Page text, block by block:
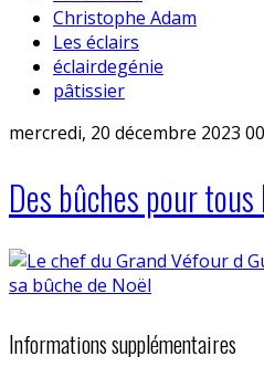
Christophe Adam
Les éclairs
éclairdegénie
pâtissier
mercredi, 20 décembre 2023
Des bûches pour
Informations supplémentaires